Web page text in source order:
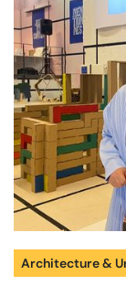
Architecture &